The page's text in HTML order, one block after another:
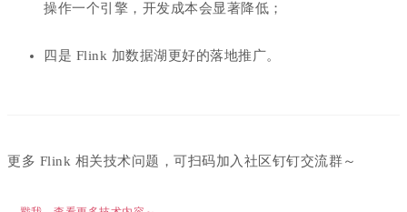
操作一个引擎，开发成本会显著降低；
四是 Flink 加数据湖更好的落地推广。
更多 Flink 相关技术问题，可扫码加入社区钉钉交流群～